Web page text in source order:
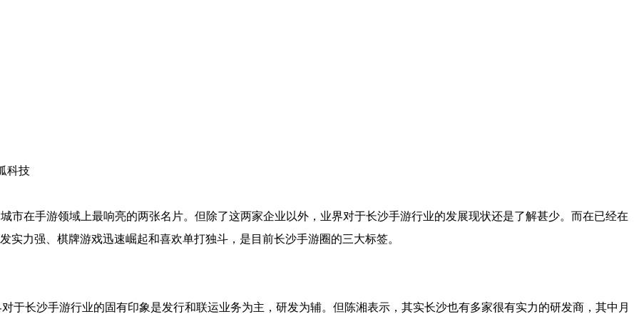
科技
市在手游领域上最响亮的两张名片。但除了这两家企业以外，业界对于长沙手游行业的发展现状还是了解甚少。而在已经在
实力强、棋牌游戏迅速崛起和喜欢单打独斗，是目前长沙手游圈的三大标签。
于长沙手游行业的固有印象是发行和联运业务为主，研发为辅。但陈湘表示，其实长沙也有多家很有实力的研发商，其中月